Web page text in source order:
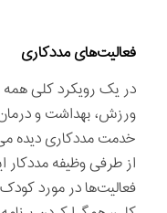
فعالیت‌های مددکاری
در یک رویکرد کلی همه
ورزش، بهداشت و
خدمت مددکاری دیده
از طرفی وظیفه مددکار
فعالیت‌ها در مورد